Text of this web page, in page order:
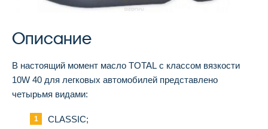
Описание
В настоящий момент масло TOTAL с классом вязкости
10W 40 для легковых автомобилей представлено
четырьмя видами:
CLASSIC;